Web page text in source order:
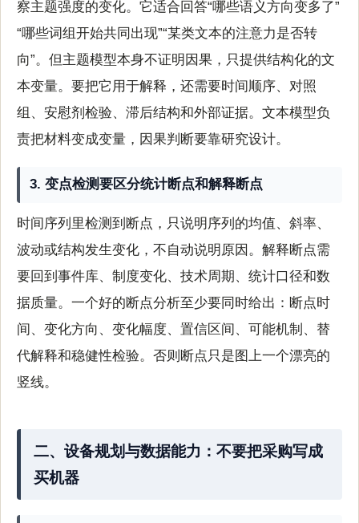
察主题强度的变化。它适合回答“哪些语义方向变多了”
“哪些词组开始共同出现”“某类文本的注意力是否转
向”。但主题模型本身不证明因果，只提供结构化的文
本变量。要把它用于解释，还需要时间顺序、对照
组、安慰剂检验、滞后结构和外部证据。文本模型负
责把材料变成变量，因果判断要靠研究设计。
3. 变点检测要区分统计断点和解释断点
时间序列里检测到断点，只说明序列的均值、斜率、
波动或结构发生变化，不自动说明原因。解释断点需
要回到事件库、制度变化、技术周期、统计口径和数
据质量。一个好的断点分析至少要同时给出：断点时
间、变化方向、变化幅度、置信区间、可能机制、替
代解释和稳健性检验。否则断点只是图上一个漂亮的
竖线。
二、设备规划与数据能力：不要把采购写成
买机器